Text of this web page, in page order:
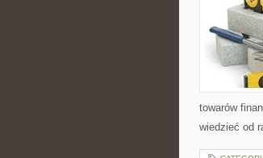
towarów
wiedzieć od